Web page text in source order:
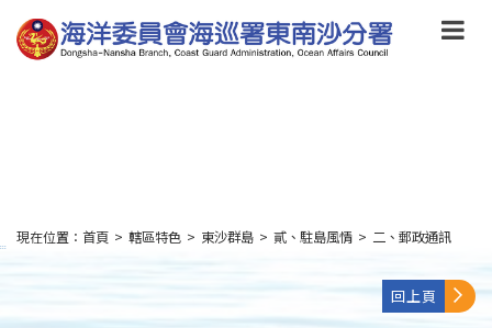
到
主
要
:::
現在位置： 首頁 > 轄區特色 > 東沙群島 > 貳、駐島風情 > 二、郵政通訊
回上頁